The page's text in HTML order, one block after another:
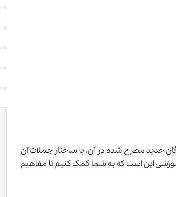
جدید مطرح شده در آن، با ساختار جملات آن
اصلا نگران نباشید زیرا هدف ما در مدرسه مجازی آی نو از ارائه‌ی محصولات کمک آموزشی این است که به شما کمک کنیم تا مفاهیم